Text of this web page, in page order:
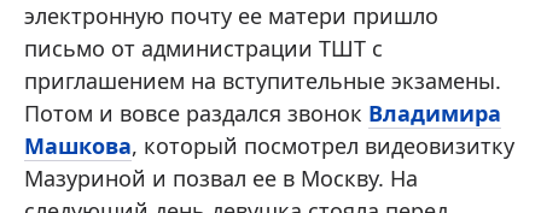
электронную почту ее матери пришло
письмо от администрации ТШТ с
приглашением на вступительные экзамены.
Потом и вовсе раздался звонок Владимира
Машкова, который посмотрел видеовизитку
Мазуриной и позвал ее в Москву. На